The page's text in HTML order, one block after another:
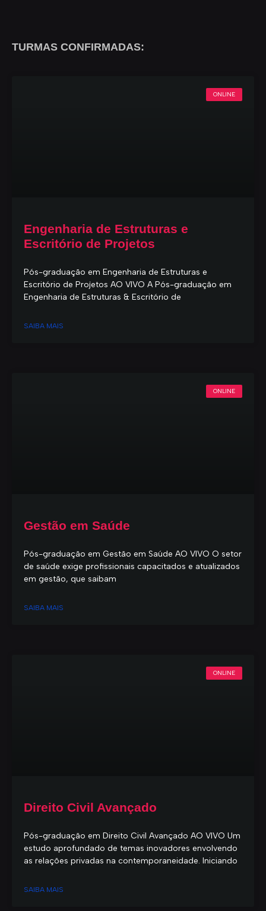
TURMAS CONFIRMADAS:
ONLINE
Engenharia de Estruturas e
Escritório de Projetos
Pós-graduação em Engenharia de Estruturas e
Escritório de Projetos AO VIVO A Pós-graduação em
Engenharia de Estruturas & Escritório de
SAIBA MAIS
ONLINE
Gestão em Saúde
Pós-graduação em Gestão em Saúde AO VIVO O setor
de saúde exige profissionais capacitados e atualizados
em gestão, que saibam
SAIBA MAIS
ONLINE
Direito Civil Avançado
Pós-graduação em Direito Civil Avançado AO VIVO Um
estudo aprofundado de temas inovadores envolvendo
as relações privadas na contemporaneidade. Iniciando
SAIBA MAIS